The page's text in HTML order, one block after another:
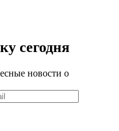
сегодня
новости о